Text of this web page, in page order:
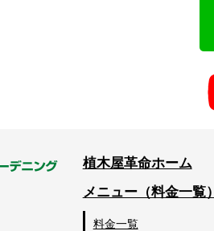
植木屋革命ホーム
メニュー（料金一覧）
料金一覧